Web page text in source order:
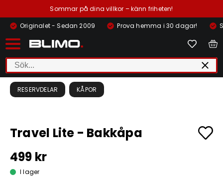
Sommar på dina villkor – känn friheten!
Originalet - Sedan 2009
Prova hemma i 30 dagar!
RESERVDELAR KÅPOR
Travel Lite - Bakkåpa
499 kr
I lager